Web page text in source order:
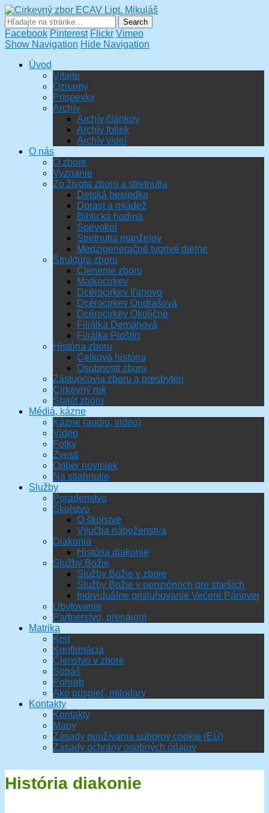
Facebook Pinterest Flickr Vimeo
Show Navigation Hide Navigation
Úvod
Vitajte
Oznamy
Príspevky
Archív
Archív článkov
Archív fotiek
Archív videí
O nás
O zbore
Vyznanie
Zo života zboru a stretnutia
Detská besiedka
Dorast a mládež
Biblická hodina
Spevokol
Stretnutia manželov
Medzigeneračné tvorivé dielne
Štruktúra zboru
Členenie zboru
Matkocirkev
Dcérocirkev Iľanovo
Dcérocirkev Ondrašová
Dcérocirkev Okoličné
Filiálka Demänová
Filiálka Ploštín
História zboru
Celková história
Osobnosti zboru
Zástupcovia zboru a presbyteri
Cirkevný rok
Štatút zboru
Médiá, kázne
Kázne (audio, video)
Video
Fotky
Zvesti
Odber noviniek
Na stiahnutie
Služby
Poradenstvo
Školstvo
O školstve
Výučba náboženstva
Diakonia
História diakonie
Služby Božie
Služby Božie v zbore
Služby Božie v penziónoch pre starších
Individuálne prisluhovanie Večere Pánovej
Ubytovanie
Partnerstvo, prenájom
Matrika
Krst
Konfirmácia
Členstvo v zbore
Sobáš
Pohreb
Ako prispieť, milodary
Kontakty
Kontakty
Mapy
Zásady používania súborov cookie (EÚ)
Zásady ochrany osobných údajov
História diakonie